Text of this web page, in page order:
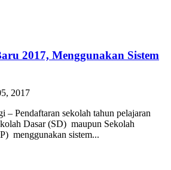
2017, Menggunakan Sistem
2017
Pendaftaran sekolah tahun pelajaran
Dasar (SD) maupun Sekolah
menggunakan sistem...